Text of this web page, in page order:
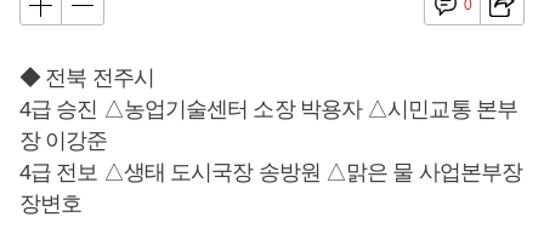
0
◆ 전북 전주시
4급 승진 △농업기술센터 소장 박용자 △시민교통 본부
장 이강준
4급 전보 △생태 도시국장 송방원 △맑은 물 사업본부장
장변호